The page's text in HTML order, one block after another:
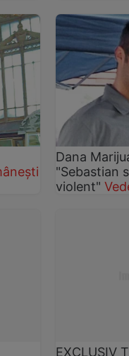
Dana
"Sebastian
violent"
EXCLUSIV